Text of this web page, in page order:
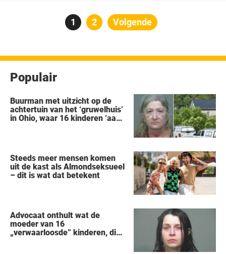
Berichten
Pagina
1 Pagina
2 Volgende
Populair
Buurman met uitzicht op de
achtertuin van het ‘gruwelhuis’
in Ohio, waar 16 kinderen ‘aan
Steeds meer mensen komen
uit de kast als Almondseksueel
– dit is wat dat betekent
Advocaat onthult wat de
moeder van 16
„verwaarloosde” kinderen, die